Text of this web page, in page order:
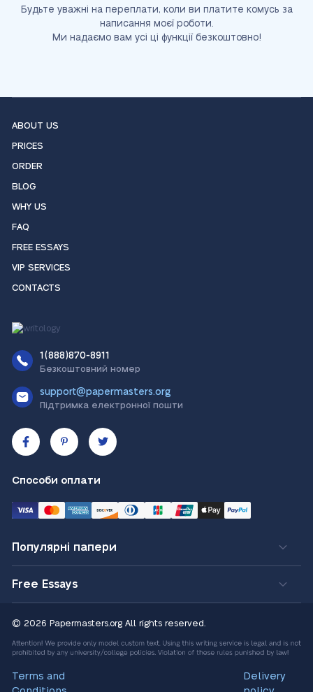
Будьте уважні на переплати, коли ви платите комусь за
написання моєї роботи.
Ми надаємо вам усі ці функції безкоштовно!
ABOUT US
PRICES
ORDER
BLOG
WHY US
FAQ
FREE ESSAYS
VIP SERVICES
CONTACTS
1(888)870-8911
Безкоштовний номер
support@papermasters.org
Підтримка електронної пошти
Способи оплати
Популярні папери
Free Essays
© 2026 Papermasters.org All rights reserved.
Terms and
Delivery